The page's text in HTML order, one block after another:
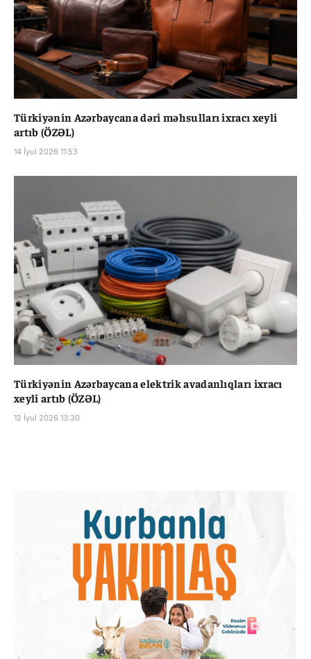
Türkiyənin Azərbaycana dəri məhsulları ixracı xeyli
artıb (ÖZƏL)
14 İyul 2026 11:53
Türkiyənin Azərbaycana elektrik avadanlıqları ixracı
xeyli artıb (ÖZƏL)
12 İyul 2026 13:30